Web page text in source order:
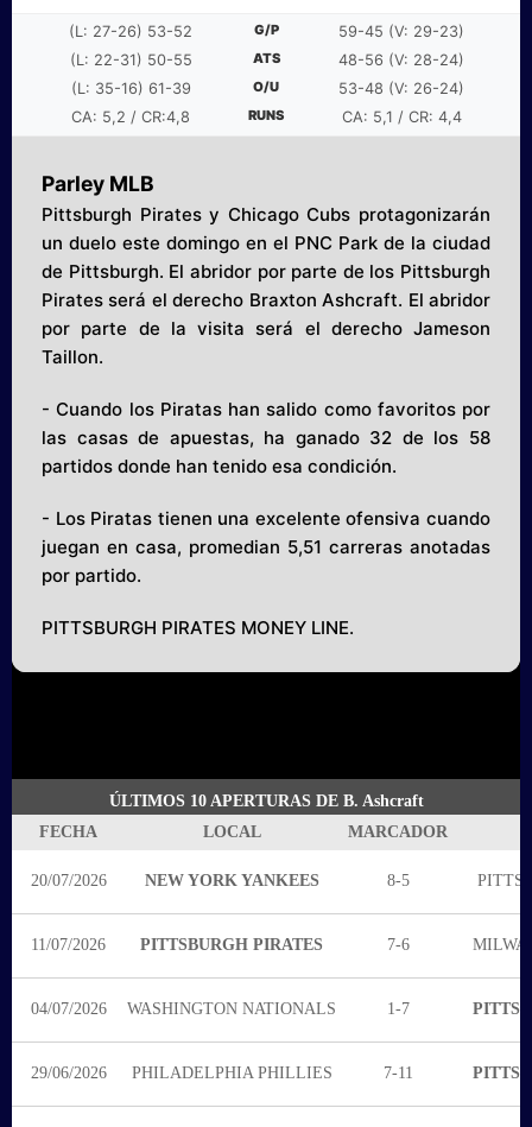
(L: 27-26) 53-52 G/P
59-45 (V: 29-23)
(L: 22-31) 50-55
ATS
48-56 (V: 28-24)
(L: 35-16) 61-39
O/U
53-48 (V: 26-24)
CA: 5,2 / CR:4,8
RUNS CA: 5,1 / CR: 4,4
Parley MLB
Pittsburgh Pirates y Chicago Cubs protagonizarán
un duelo este domingo en el PNC Park de la ciudad
de Pittsburgh. El abridor por parte de los Pittsburgh
Pirates será el derecho Braxton Ashcraft. El abridor
por parte de la visita será el derecho Jameson
Taillon.
- Cuando los Piratas han salido como favoritos por
las casas de apuestas, ha ganado 32 de los 58
partidos donde han tenido esa condición.
- Los Piratas tienen una excelente ofensiva cuando
juegan en casa, promedian 5,51 carreras anotadas
por partido.
PITTSBURGH PIRATES MONEY LINE.
ÚLTIMOS 10 APERTURAS DE B. Ashcraft
FECHA
LOCAL MARCADOR
20/07/2026 NEW YORK YANKEES 8-5
11/07/2026 PITTSBURGH PIRATES 7-6
04/07/2026 WASHINGTON NATIONALS 1-7
29/06/2026 PHILADELPHIA PHILLIES 7-11